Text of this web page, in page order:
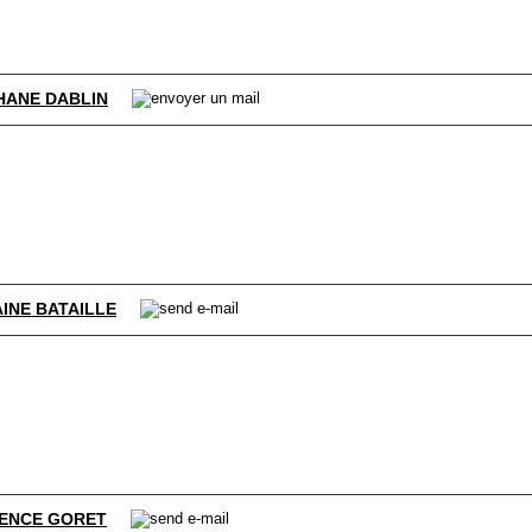
DABLIN
BATAILLE
GORET